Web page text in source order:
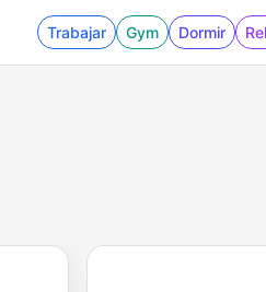
Trabajar Gym Dormir